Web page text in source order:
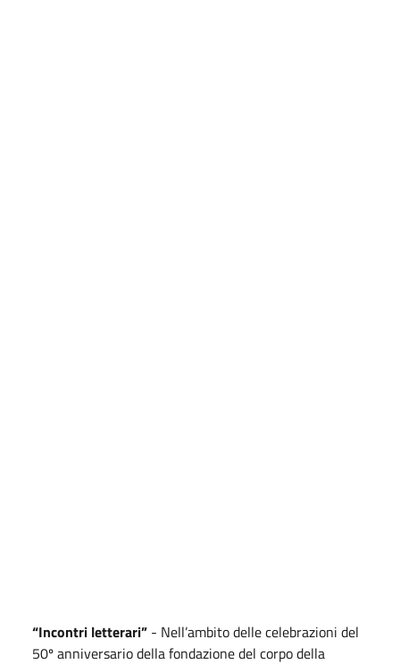
“Incontri letterari” - Nell’ambito delle celebrazioni del
50º anniversario della fondazione del corpo della